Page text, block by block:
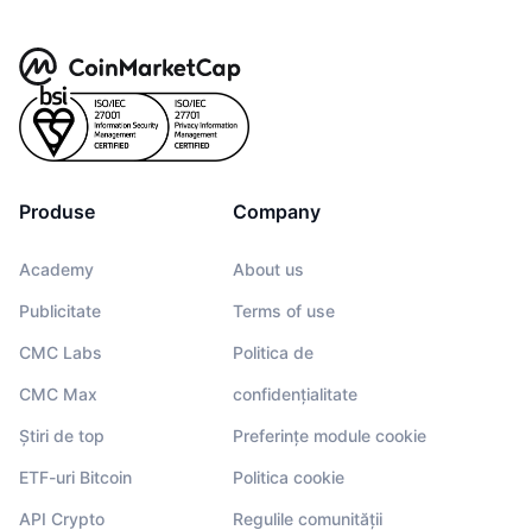
Produse
Academy
Publicitate
CMC Labs
CMC Max
Știri de top
ETF-uri Bitcoin
API Crypto
Company
About us
Terms of use
Politica de
confidențialitate
Preferințe module cookie
Politica cookie
Regulile comunității